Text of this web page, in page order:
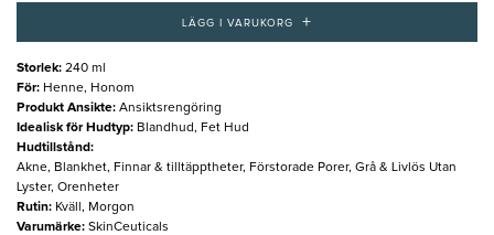
LÄGG I VARUKORG +
Storlek: 240 ml
För: Henne, Honom
Produkt Ansikte: Ansiktsrengöring
Idealisk för Hudtyp: Blandhud, Fet Hud
Hudtillstånd:
Akne, Blankhet, Finnar & tilltäpptheter, Förstorade Porer, Grå & Livlös Utan
Lyster, Orenheter
Rutin: Kväll, Morgon
Varumärke: SkinCeuticals